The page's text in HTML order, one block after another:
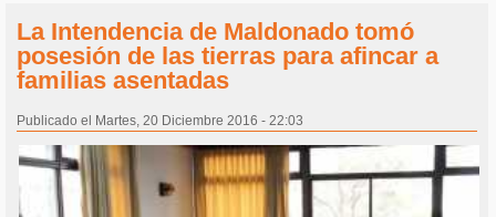
La Intendencia de Maldonado tomó
posesión de las tierras para afincar a
familias asentadas
Publicado el Martes, 20 Diciembre 2016 - 22:03